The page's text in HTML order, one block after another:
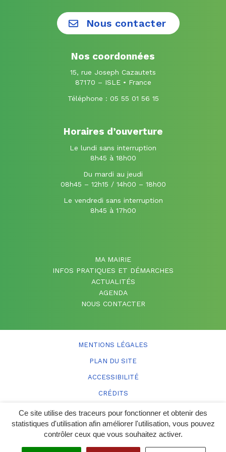
Ce site utilise des traceurs pour fonctionner et obtenir des
statistiques d'utilisation afin améliorer l'utilisation, vous pouvez
contrôler ceux que vous souhaitez activer.
le
Facebook
le
Instagram
Nous contacter
Nos coordonnées
15, rue Joseph Cazautets
87170 – ISLE • France
Téléphone : 05 55 01 56 15
Horaires d’ouverture
Le lundi sans interruption
8h45 à 18h00
Du mardi au jeudi
08h45 – 12h15 / 14h00 – 18h00
Le vendredi sans interruption
8h45 à 17h00
MA MAIRIE
INFOS PRATIQUES ET DÉMARCHES
ACTUALITÉS
AGENDA
NOUS CONTACTER
MENTIONS LÉGALES
PLAN DU SITE
ACCESSIBILITÉ
CRÉDITS